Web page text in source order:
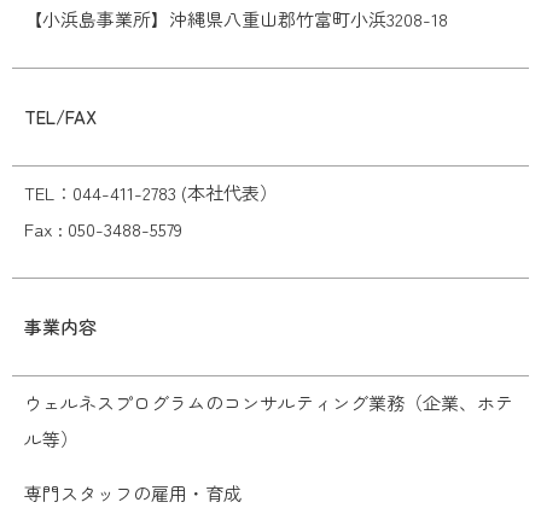
【小浜島事業所】沖縄県八重山郡竹富町小浜3208-18
TEL/FAX
TEL：044-411-2783 (本社代表）
Fax : 050-3488-5579
事業内容
ウェルネスプログラムのコンサルティング業務（企業、ホテ
ル等）
専門スタッフの雇用・育成